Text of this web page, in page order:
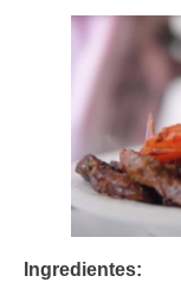
Ingredientes: